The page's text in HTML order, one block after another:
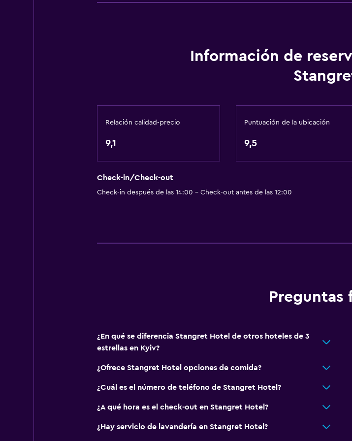
Cafetera
Comedor
Cocina
Cocineta
Entrada privada
Servicio de planchado
Servicios de lavandería/tintorería
Plancha y tabla de planchar
Información de
Relación calidad-precio
9,1
Puntuación de la ubicación
9,5
Check-in/Check-out
Check-in después de las 14:00 - Check-out antes de las 12:00
Preguntas
¿En qué se diferencia Stangret Hotel de otros hoteles de 3
estrellas en Kyiv?
¿Ofrece Stangret Hotel opciones de comida?
¿Cuál es el número de teléfono de Stangret Hotel?
¿A qué hora es el check-out en Stangret Hotel?
¿Hay servicio de lavandería en Stangret Hotel?